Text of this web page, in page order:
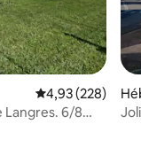
Évaluation
4,93 (228)
Langres. 6/8